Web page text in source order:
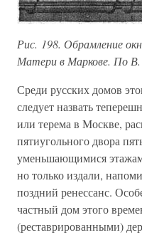
Рис. 198. Обрамление
Матери в Маркове. По В.
Среди русских домов
следует назвать
или терема в Москве,
пятиугольного двора
уменьшающимися
но только издали,
поздний ренессанс.
частный дом этого
(реставрированными)